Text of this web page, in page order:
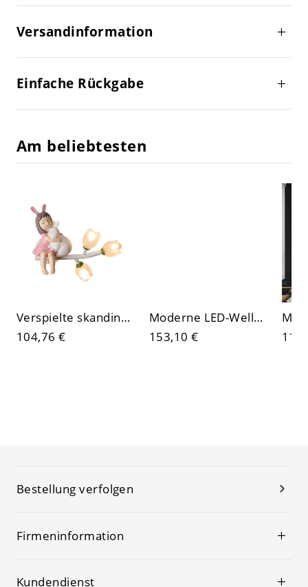
Versandinformation
Einfache Rückgabe
Am beliebtesten
Verspielte skandinavische Kinderzimmer-Wandleuchte, 3-flammige Blumenast-Leuchte mit Resin-Figur, dekorative Kinderzimmerlampe
104,76 €
Moderne LED-Wellen-Wandleuchte, lineare gebogene Leuchte mit sanftem, diffusem Licht
153,10 €
Bestellung verfolgen
Firmeninformation
Kundendienst